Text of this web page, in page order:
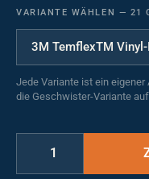
VARIANTE WÄHLEN — 21
Jede Variante ist ein
die Geschwister-Variante